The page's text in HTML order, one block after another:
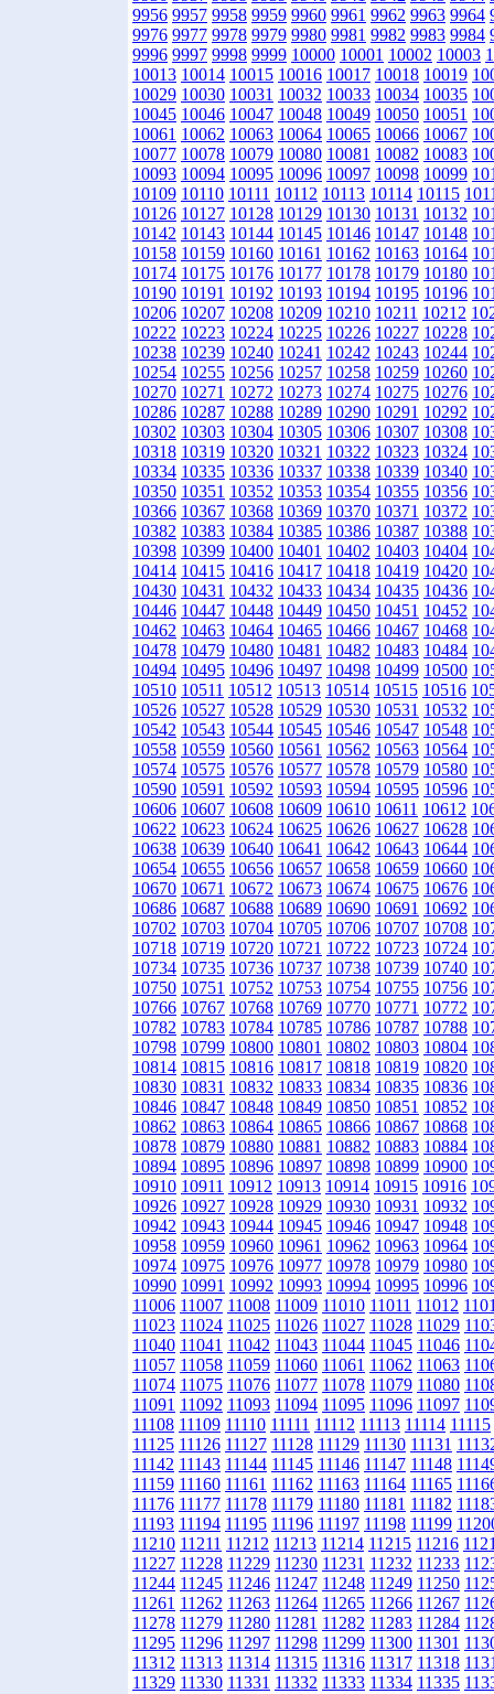
9956 9957 9958 9959 9960 9961 9962 9963 9964
9976 9977 9978 9979 9980 9981 9982 9983 9984
9996 9997 9998 9999 10000 10001 10002 10003
10013 10014 10015 10016 10017 10018 10019
10029 10030 10031 10032 10033 10034 10035
10045 10046 10047 10048 10049 10050 10051
10061 10062 10063 10064 10065 10066 10067
10077 10078 10079 10080 10081 10082 10083
10093 10094 10095 10096 10097 10098 10099
10109 10110 10111 10112 10113 10114 10115
10126 10127 10128 10129 10130 10131 10132
10142 10143 10144 10145 10146 10147 10148
10158 10159 10160 10161 10162 10163 10164
10174 10175 10176 10177 10178 10179 10180
10190 10191 10192 10193 10194 10195 10196
10206 10207 10208 10209 10210 10211 10212
10222 10223 10224 10225 10226 10227 10228
10238 10239 10240 10241 10242 10243 10244
10254 10255 10256 10257 10258 10259 10260
10270 10271 10272 10273 10274 10275 10276
10286 10287 10288 10289 10290 10291 10292
10302 10303 10304 10305 10306 10307 10308
10318 10319 10320 10321 10322 10323 10324
10334 10335 10336 10337 10338 10339 10340
10350 10351 10352 10353 10354 10355 10356
10366 10367 10368 10369 10370 10371 10372
10382 10383 10384 10385 10386 10387 10388
10398 10399 10400 10401 10402 10403 10404
10414 10415 10416 10417 10418 10419 10420
10430 10431 10432 10433 10434 10435 10436
10446 10447 10448 10449 10450 10451 10452
10462 10463 10464 10465 10466 10467 10468
10478 10479 10480 10481 10482 10483 10484
10494 10495 10496 10497 10498 10499 10500
10510 10511 10512 10513 10514 10515 10516
10526 10527 10528 10529 10530 10531 10532
10542 10543 10544 10545 10546 10547 10548
10558 10559 10560 10561 10562 10563 10564
10574 10575 10576 10577 10578 10579 10580
10590 10591 10592 10593 10594 10595 10596
10606 10607 10608 10609 10610 10611 10612
10622 10623 10624 10625 10626 10627 10628
10638 10639 10640 10641 10642 10643 10644
10654 10655 10656 10657 10658 10659 10660
10670 10671 10672 10673 10674 10675 10676
10686 10687 10688 10689 10690 10691 10692
10702 10703 10704 10705 10706 10707 10708
10718 10719 10720 10721 10722 10723 10724
10734 10735 10736 10737 10738 10739 10740
10750 10751 10752 10753 10754 10755 10756
10766 10767 10768 10769 10770 10771 10772
10782 10783 10784 10785 10786 10787 10788
10798 10799 10800 10801 10802 10803 10804
10814 10815 10816 10817 10818 10819 10820
10830 10831 10832 10833 10834 10835 10836
10846 10847 10848 10849 10850 10851 10852
10862 10863 10864 10865 10866 10867 10868
10878 10879 10880 10881 10882 10883 10884
10894 10895 10896 10897 10898 10899 10900
10910 10911 10912 10913 10914 10915 10916
10926 10927 10928 10929 10930 10931 10932
10942 10943 10944 10945 10946 10947 10948
10958 10959 10960 10961 10962 10963 10964
10974 10975 10976 10977 10978 10979 10980
10990 10991 10992 10993 10994 10995 10996
11006 11007 11008 11009 11010 11011 11012
11023 11024 11025 11026 11027 11028 11029
11040 11041 11042 11043 11044 11045 11046
11057 11058 11059 11060 11061 11062 11063
11074 11075 11076 11077 11078 11079 11080
11091 11092 11093 11094 11095 11096 11097
11108 11109 11110 11111 11112 11113 11114 11115
11125 11126 11127 11128 11129 11130 11131
11142 11143 11144 11145 11146 11147 11148
11159 11160 11161 11162 11163 11164 11165
11176 11177 11178 11179 11180 11181 11182
11193 11194 11195 11196 11197 11198 11199
11210 11211 11212 11213 11214 11215 11216
11227 11228 11229 11230 11231 11232 11233
11244 11245 11246 11247 11248 11249 11250
11261 11262 11263 11264 11265 11266 11267
11278 11279 11280 11281 11282 11283 11284
11295 11296 11297 11298 11299 11300 11301
11312 11313 11314 11315 11316 11317 11318
11329 11330 11331 11332 11333 11334 11335